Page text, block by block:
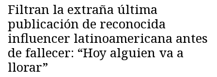
Filtran la extraña última
publicación de reconocida
influencer latinoamericana antes
de fallecer: “Hoy alguien va a
llorar”